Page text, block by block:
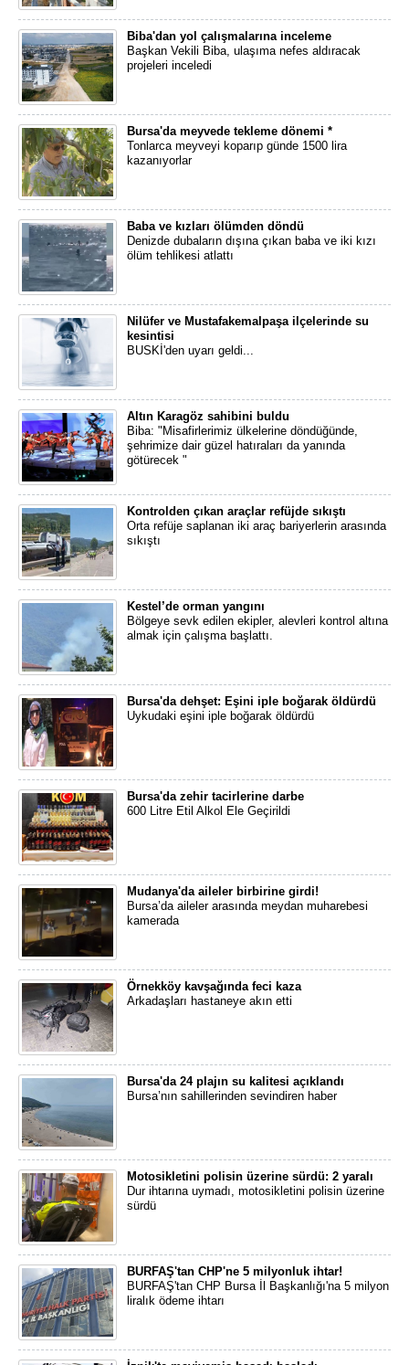
Biba'dan yol çalışmalarına inceleme
Başkan Vekili Biba, ulaşıma nefes aldıracak
projeleri inceledi
Bursa'da meyvede tekleme dönemi *
Tonlarca meyveyi koparıp günde 1500 lira
kazanıyorlar
Baba ve kızları ölümden döndü
Denizde dubaların dışına çıkan baba ve iki kızı
ölüm tehlikesi atlattı
Nilüfer ve Mustafakemalpaşa ilçelerinde su
kesintisi
BUSKİ'den uyarı geldi...
Altın Karagöz sahibini buldu
Biba: "Misafirlerimiz ülkelerine döndüğünde,
şehrimize dair güzel hatıraları da yanında
götürecek "
Kontrolden çıkan araçlar refüjde sıkıştı
Orta refüje saplanan iki araç bariyerlerin arasında
sıkıştı
Kestel’de orman yangını
Bölgeye sevk edilen ekipler, alevleri kontrol altına
almak için çalışma başlattı.
Bursa'da dehşet: Eşini iple boğarak öldürdü
Uykudaki eşini iple boğarak öldürdü
Bursa'da zehir tacirlerine darbe
600 Litre Etil Alkol Ele Geçirildi
Mudanya'da aileler birbirine girdi!
Bursa’da aileler arasında meydan muharebesi
kamerada
Örnekköy kavşağında feci kaza
Arkadaşları hastaneye akın etti
Bursa'da 24 plajın su kalitesi açıklandı
Bursa’nın sahillerinden sevindiren haber
Motosikletini polisin üzerine sürdü: 2 yaralı
Dur ihtarına uymadı, motosikletini polisin üzerine
sürdü
BURFAŞ'tan CHP'ne 5 milyonluk ihtar!
BURFAŞ'tan CHP Bursa İl Başkanlığı'na 5 milyon
liralık ödeme ihtarı